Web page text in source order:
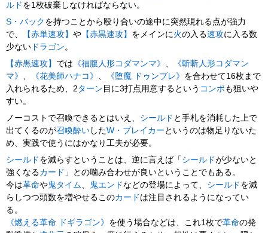
ルド を1枚破棄しなければならない。
S・バック を持つことから殴り合いの途中に突然現れる点が強力
で、
【赤単速攻】や 【赤黒速攻】 をメインに火の入る速攻に入る数
少ない ドラゴン。
【赤黒速攻】 では 《福腹人形コダマンマ》
《斬斬人形コダマン
マ》
《花美師ハナコ》 《堕魔 ドゥンブレ》 を合わせて16枚まで
入れられるため、2 ターン 目に3打点用意するという コンボ も狙いや
すい。
ノーコストで召喚できるとはいえ、 シールド と手札を消耗した上で
出てくるのが召喚酔い したW・ブレイカー というのは物足りないた
め、実践で使うにはかなり工夫が必要。
シールド を減らすということは、逆に言えば「 シールドが少ないと
強くなるカード 」との噛み合わせが良いということでもある。
今は革命や鬼タイム 鬼エンド などの登場によって、 シールド を減
らしつつ頭数を増やせるこのカード は注目されるようになってい
る。
《燃える革命 ドギラゴン》 を使う場合などは、これ1枚で革命の発